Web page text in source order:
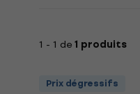
1 - 1 de1 produits
Prix dégressifs